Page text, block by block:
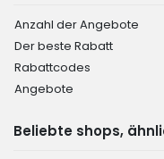
Anzahl der Angebote
Der beste Rabatt
Rabattcodes
Angebote
Beliebte shops,